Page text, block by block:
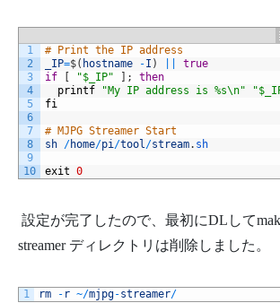
1
2
3
4
5
6
7
8
9
10
# Print the IP address
_IP=$( hostname -I )
true
if
"$_IP" ;
then
printf
"My IP address is %s\n"
fi
# MJPG Streamer Start
sh /home/pi/tool/stream. sh
exit 0
設定が完了したので、最初にDLして
streamer ディレクトリは削除しました。
1 rm - r ~/mjpg-streamer/